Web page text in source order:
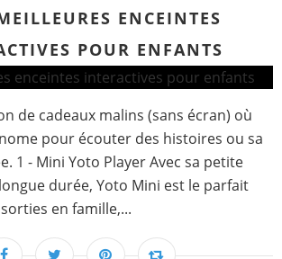
ENCEINTES
POUR ENFANTS
de cadeaux malins (sans écran) où
pour écouter des histoires ou sa
1 - Mini Yoto Player Avec sa petite
durée, Yoto Mini est le parfait
en famille,...